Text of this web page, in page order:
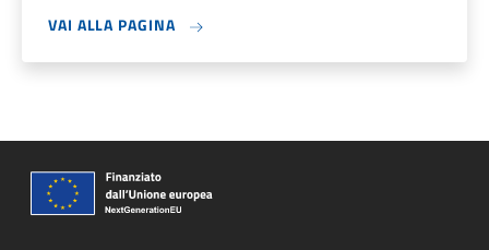
VAI ALLA PAGINA